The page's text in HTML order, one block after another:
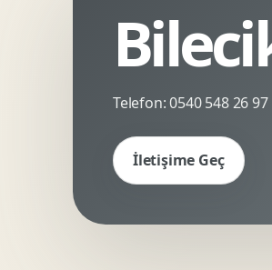
Telefon:0540 548 26 97
İletişime Geç